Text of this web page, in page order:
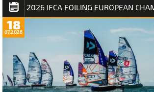
2026 IFCA FOILING EUROPEAN
18
07.2026